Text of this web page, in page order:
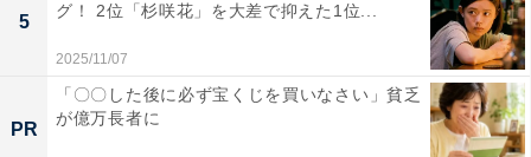
1位：天橋立周遊ルート（府中側・傘松公園方面）
5
グ！ 2位「杉咲花」を大差で抑えた1位...
2025/11/07
PR
「〇〇した後に必ず宝くじを買いなさい」貧乏
が億万長者に